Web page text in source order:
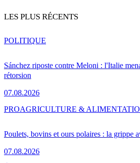
LES PLUS RÉCENTS
Sánchez riposte contre Meloni : l'Italie
rétorsion
07.08.2026
POLITIQUE
Poulets, bovins et ours polaires : la grippe
07.08.2026
PROAGRICULTURE &